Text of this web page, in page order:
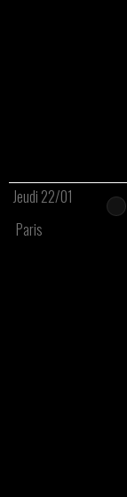
Jeudi 22/01
Paris